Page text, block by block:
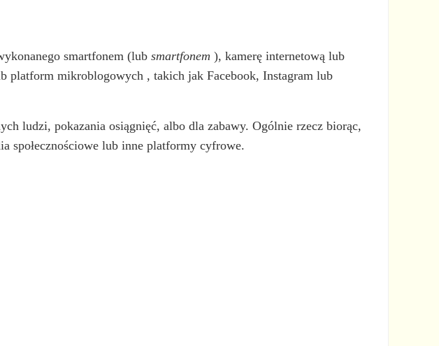
smartfonem (lubsmartfonem ), kamerę internetową lub
platform mikroblogowych , takich jak Facebook, Instagram lub
ludzi, pokazania osiągnięć, albo dla zabawy. Ogólnie rzecz biorąc,
społecznościowe lub inne platformy cyfrowe.